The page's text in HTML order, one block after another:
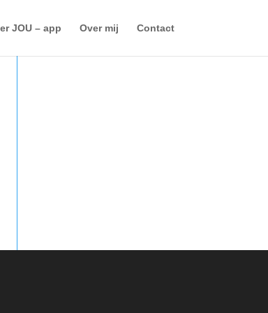
JOU – app Over mij Contact